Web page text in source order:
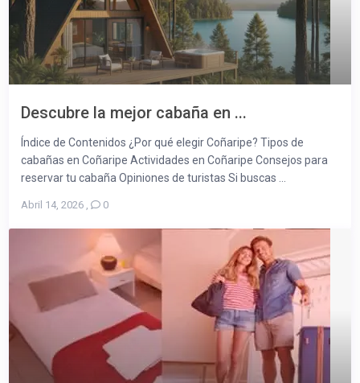
Descubre la mejor cabaña en ...
Índice de Contenidos ¿Por qué elegir Coñaripe? Tipos de
cabañas en Coñaripe Actividades en Coñaripe Consejos para
reservar tu cabaña Opiniones de turistas Si buscas ...
Abril 14, 2026 , 0